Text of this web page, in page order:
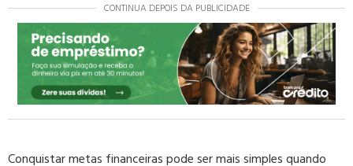
CONTINUA DEPOIS DA PUBLICIDADE
Conquistar metas financeiras pode ser mais simples quando